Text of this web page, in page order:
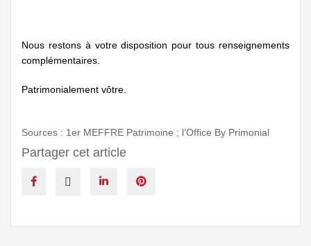
Nous restons à votre disposition pour tous renseignements
complémentaires.
Patrimonialement vôtre.
Sources : 1er MEFFRE Patrimoine ; l’Office By Primonial
Partager cet article